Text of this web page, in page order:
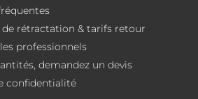
rétractation & tarifs retour
professionnels
demandez un devis
confidentialité